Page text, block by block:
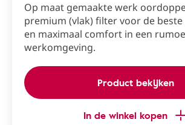
Op maat gemaakte werk
premium (vlak) filter voor de
en maximaal comfort in een
werkomgeving.
Product bekijken
In de winkel kopen